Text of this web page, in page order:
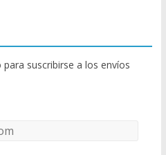
suscribirse a los envíos